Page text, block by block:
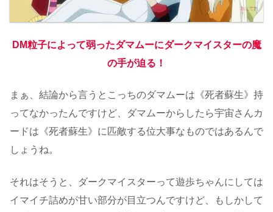
DM粒子によって弱ったダマムーにダークマイスターの魔
の手が迫る！
まぁ、結論から言うとこっちのダマムーは《死者蘇生》持
ってなかったんですけど、ダマムーからしたら宇宙さんカ
ードは《死者蘇生》に匹敵する位大事なものではあるんで
しょうね。
それはそうと、ダークマイスターって遊歩ちゃんにしては
イマイチ詰めが甘い部分が目立つんですけど、もしかして